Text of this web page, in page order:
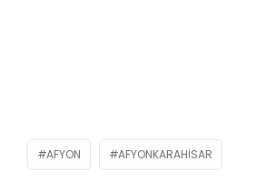
AFYON AFYONKARAHISAR